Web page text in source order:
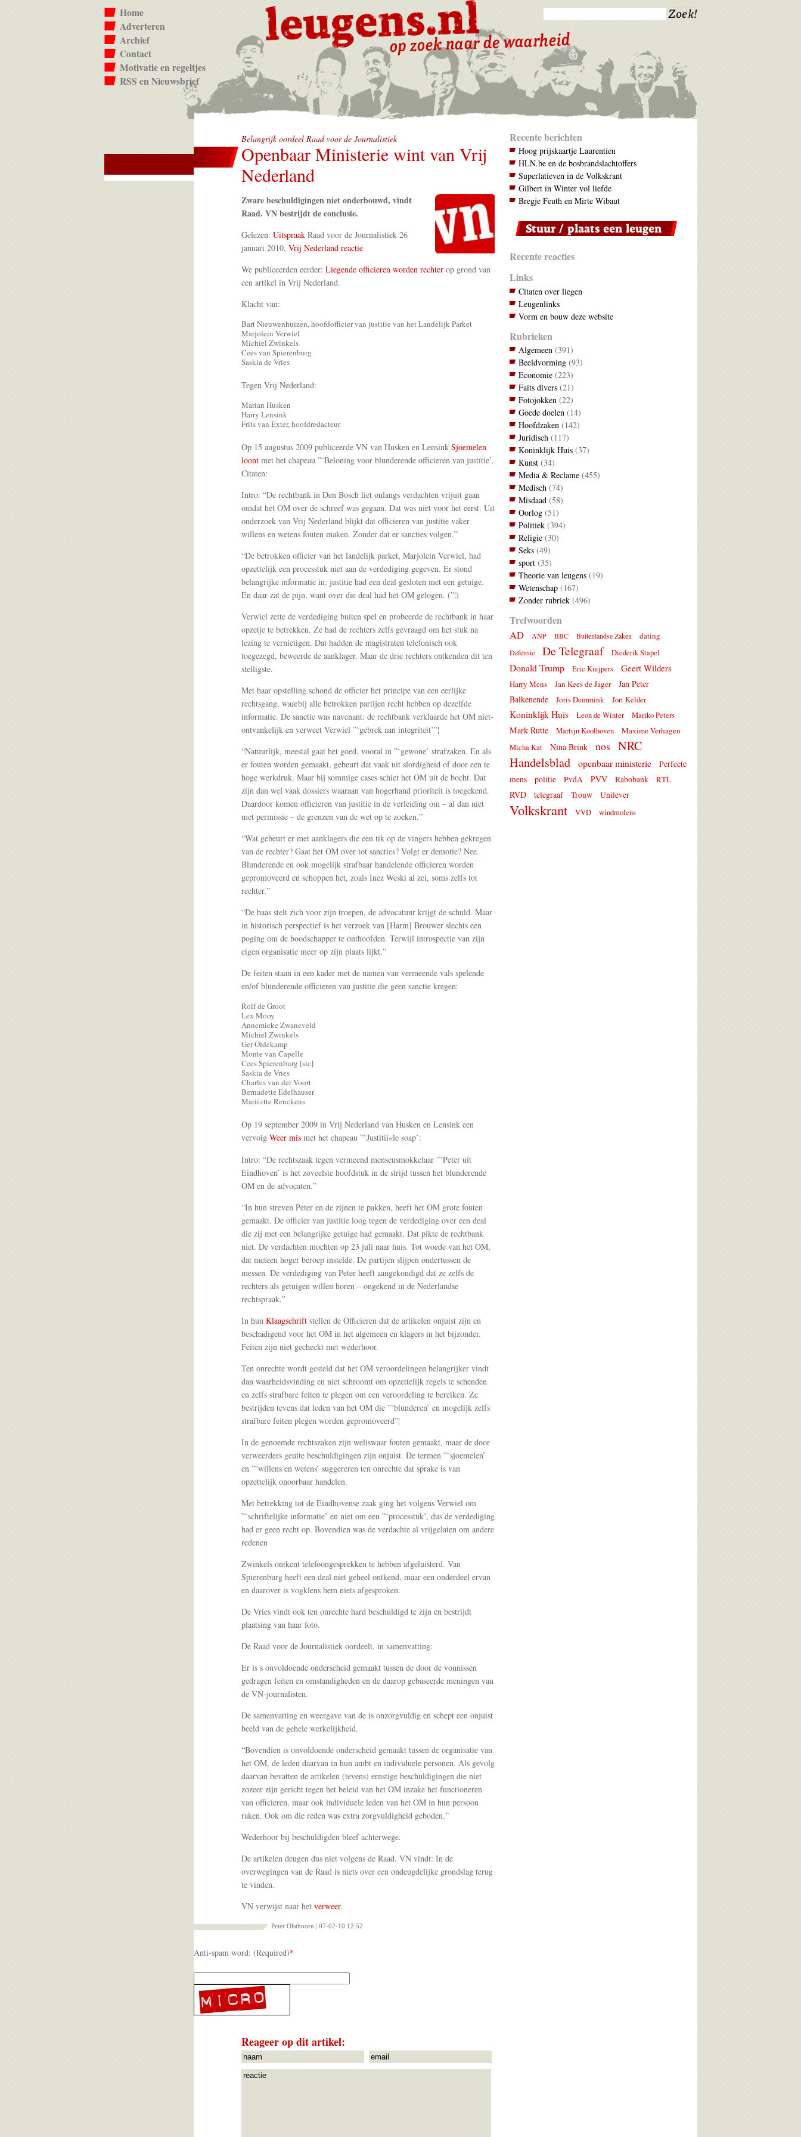
Home
Adverteren
Archief
Contact
Motivatie en regeltjes
RSS en Nieuwsbrief
Belangrijk oordeel Raad voor de Journalistiek
Openbaar Ministerie wint van Vrij
Nederland
Zware beschuldigingen niet onderbouwd, vindt
Raad. VN bestrijdt de conclusie.
Gelezen: UitspraakRaad voor de Journalistiek 26
januari 2010, Vrij Nederland reactie
We publiceerden eerder: Liegende officieren worden rechterop grond van
een artikel in Vrij Nederland.
Klacht van:
Bart Nieuwenhuizen, hoofdofficier van justitie van het Landelijk Parket
Marjolein Verwiel
Michiel Zwinkels
Cees van Spierenburg
Saskia de Vries
Tegen Vrij Nederland:
Marian Husken
Harry Lensink
Frits van Exter, hoofdredacteur
Op 15 augustus 2009 publiceerde VN van Husken en Lensink Sjoemelen
loontmet het chapeau ”˜Beloning voor blunderende officieren van justitie’.
Citaten:
Intro: “De rechtbank in Den Bosch liet onlangs verdachten vrijuit gaan
omdat het OM over de schreef was gegaan. Dat was niet voor het eerst. Uit
onderzoek van Vrij Nederland blijkt dat officieren van justitie vaker
willens en wetens fouten maken. Zonder dat er sancties volgen.”
“De betrokken officier van het landelijk parket, Marjolein Verwiel, had
opzettelijk een processtuk niet aan de verdediging gegeven. Er stond
belangrijke informatie in: justitie had een deal gesloten met een getuige.
En daar zat de pijn, want over die deal had het OM gelogen. (”¦)
Verwiel zette de verdediging buiten spel en probeerde de rechtbank in haar
opzetje te betrekken. Ze had de rechters zelfs gevraagd om het stuk na
lezing te vernietigen. Dat hadden de magistraten telefonisch ook
toegezegd, beweerde de aanklager. Maar de drie rechters ontkenden dit ten
stelligste.
Met haar opstelling schond de officier het principe van een eerlijke
rechtsgang, waarbij alle betrokken partijen recht hebben op dezelfde
informatie. De sanctie was navenant: de rechtbank verklaarde het OM niet-
ontvankelijk en verweet Verwiel ”˜gebrek aan integriteit’”¦
“Natuurlijk, meestal gaat het goed, vooral in ”˜gewone’ strafzaken. En als
er fouten worden gemaakt, gebeurt dat vaak uit slordigheid of door een te
hoge werkdruk. Maar bij sommige cases schiet het OM uit de bocht. Dat
zijn dan wel vaak dossiers waaraan van hogerhand prioriteit is toegekend.
Daardoor komen officieren van justitie in de verleiding om – al dan niet
met permissie – de grenzen van de wet op te zoeken.”
“Wat gebeurt er met aanklagers die een tik op de vingers hebben gekregen
van de rechter? Gaat het OM over tot sancties? Volgt er demotie? Nee.
Blunderende en ook mogelijk strafbaar handelende officieren worden
gepromoveerd en schoppen het, zoals Inez Weski al zei, soms zelfs tot
rechter.”
“De baas stelt zich voor zijn troepen, de advocatuur krijgt de schuld. Maar
in historisch perspectief is het verzoek van [Harm] Brouwer slechts een
poging om de boodschapper te onthoofden. Terwijl introspectie van zijn
eigen organisatie meer op zijn plaats lijkt.”
De feiten staan in een kader met de namen van vermeende vals spelende
en/of blunderende officieren van justitie die geen sanctie kregen:
Rolf de Groot
Lex Mooy
Annemieke Zwaneveld
Michiel Zwinkels
Ger Oldekamp
Monte van Capelle
Cees Spierenburg [sic]
Saskia de Vries
Charles van der Voort
Bernadette Edelhauser
Marií«tte Renckens
Op 19 september 2009 in Vrij Nederland van Husken en Lensink een
vervolg Weer mismet het chapeau ”˜Justitií«le soap’:
Intro: “De rechtszaak tegen vermeend mensensmokkelaar ”˜Peter uit
Eindhoven’ is het zoveelste hoofdstuk in de strijd tussen het blunderende
OM en de advocaten.”
“In hun streven Peter en de zijnen te pakken, heeft het OM grote fouten
gemaakt. De officier van justitie loog tegen de verdediging over een deal
die zij met een belangrijke getuige had gemaakt. Dat pikte de rechtbank
niet. De verdachten mochten op 23 juli naar huis. Tot woede van het OM,
dat meteen hoger beroep instelde. De partijen slijpen ondertussen de
messen. De verdediging van Peter heeft aangekondigd dat ze zelfs de
rechters als getuigen willen horen – ongekend in de Nederlandse
rechtspraak.”
In hun Klaagschriftstellen de Officieren dat de artikelen onjuist zijn en
beschadigend voor het OM in het algemeen en klagers in het bijzonder.
Feiten zijn niet gecheckt met wederhoor.
Ten onrechte wordt gesteld dat het OM veroordelingen belangrijker vindt
dan waarheidsvinding en niet schroomt om opzettelijk regels te schenden
en zelfs strafbare feiten te plegen om een veroordeling te bereiken. Ze
bestrijden tevens dat leden van het OM die ”˜blunderen’ en mogelijk zelfs
strafbare feiten plegen worden gepromoveerd”¦
In de genoemde rechtszaken zijn weliswaar fouten gemaakt, maar de door
verweerders geuite beschuldigingen zijn onjuist. De termen ”˜sjoemelen’
en ”˜willens en wetens’ suggereren ten onrechte dat sprake is van
opzettelijk onoorbaar handelen.
Met betrekking tot de Eindhovense zaak ging het volgens Verwiel om
”˜schriftelijke informatie’ en niet om een ”˜processtuk’, dus de verdediging
had er geen recht op. Bovendien was de verdachte al vrijgelaten om andere
redenen
Zwinkels ontkent telefoongesprekken te hebben afgeluisterd. Van
Spierenburg heeft een deal niet geheel ontkend, maar een onderdeel ervan
en daarover is vogklens hem niets afgesproken.
De Vries vindt ook ten onrechte hard beschuldigd te zijn en bestrijdt
plaatsing van haar foto.
De Raad voor de Journalistiek oordeelt, in samenvatting:
Er is s onvoldoende onderscheid gemaakt tussen de door de vonnissen
gedragen feiten en omstandigheden en de daarop gebaseerde meningen van
de VN-journalisten.
De samenvatting en weergave van de is onzorgvuldig en schept een onjuist
beeld van de gehele werkelijkheid.
“Bovendien is onvoldoende onderscheid gemaakt tussen de organisatie van
het OM, de leden daarvan in hun ambt en individuele personen. Als gevolg
daarvan bevatten de artikelen (tevens) ernstige beschuldigingen die niet
zozeer zijn gericht tegen het beleid van het OM inzake het functioneren
van officieren, maar ook individuele leden van het OM in hun persoon
raken. Ook om die reden was extra zorgvuldigheid geboden.”
Wederhoor bij beschuldigden bleef achterwege.
De artikelen deugen dus niet volgens de Raad. VN vindt: In de
overwegingen van de Raad is niets over een ondeugdelijke grondslag terug
te vinden.
VN verwijst naar het verweer.
Peter Olsthoorn | 07-02-10 12:52
Anti-spam word: (Required)*
Reageer op dit artikel:
Recente berichten
Hoog prijskaartje Laurentien
HLN.be en de bosbrandslachtoffers
Superlatieven in de Volkskrant
Gilbert in Winter vol liefde
Bregje Feuth en Mirte Wibaut
Recente reacties
Links
Citaten over liegen
Leugenlinks
Vorm en bouw deze website
Rubrieken
Algemeen(391)
Beeldvorming(93)
Economie(223)
Faits divers(21)
Fotojokken(22)
Goede doelen(14)
Hoofdzaken(142)
Juridisch(117)
Koninklijk Huis(37)
Kunst(34)
Media & Reclame(455)
Medisch(74)
Misdaad(58)
Oorlog(51)
Politiek(394)
Religie(30)
Seks(49)
sport(35)
Theorie van leugens(19)
Wetenschap(167)
Zonder rubriek(496)
Trefwoorden
AD
ANP BBC Buitenlandse Zaken dating
Defensie De Telegraaf Diederik Stapel
Donald Trump Eric Kuijpers Geert Wilders
Harry Mens Jan Kees de Jager
Jan Peter
Balkenende
Joris Demmink Jort Kelder
Koninklijk Huis Leon de Winter Mariko Peters
Mark Rutte Martijn Koolhoven Maxime Verhagen
Micha Kat Nina Brink nos
NRC
Handelsblad
openbaar ministerie
Perfecte
mens
politie PvdA PVV Rabobank RTL
RVD telegraaf Trouw Unilever
Volkskrant VVD windmolens